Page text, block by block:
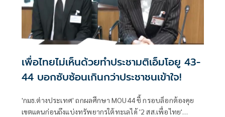
เพื่อไทยไม่เห็นด้วยทำประชามติเอ็มโอยู 43-
44 บอกซับซ้อนเกินกว่าประชาชนเข้าใจ!
'กมธ.ต่างประเทศ' ถกผลศึกษา MOU44 ชี้ กรอบล็อกต้องคุย
เขตแดนก่อนถึงแบ่งทรัพยากรใต้ทะเลได้ '2 สส.เพื่อไทย'